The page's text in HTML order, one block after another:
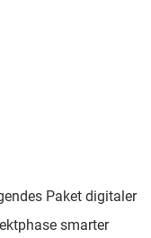
Paket digitaler
smarter